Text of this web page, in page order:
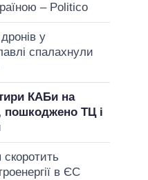
– Politico
у
спалахнули
КАБи на
пошкоджено ТЦ і
в ЄС